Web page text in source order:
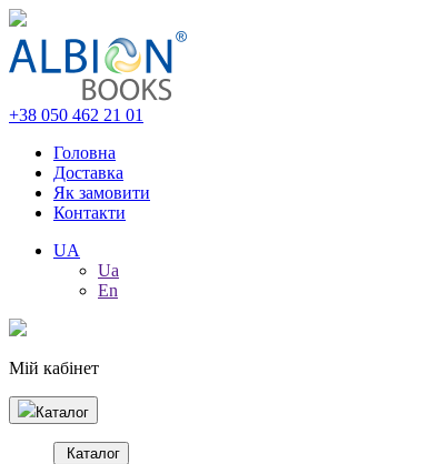
+38 050 462 21 01
Головна
Доставка
Як замовити
Контакти
UA
Ua
En
Мій кабінет
Каталог
Каталог